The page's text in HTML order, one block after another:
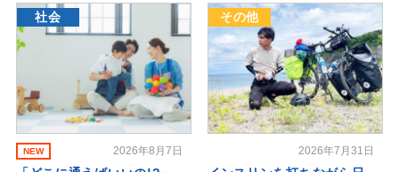
社会
NEW 2026年8月7日
その他
2026年7月31日